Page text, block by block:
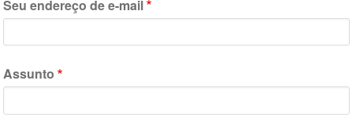
Seu endereço de e-mail
Assunto